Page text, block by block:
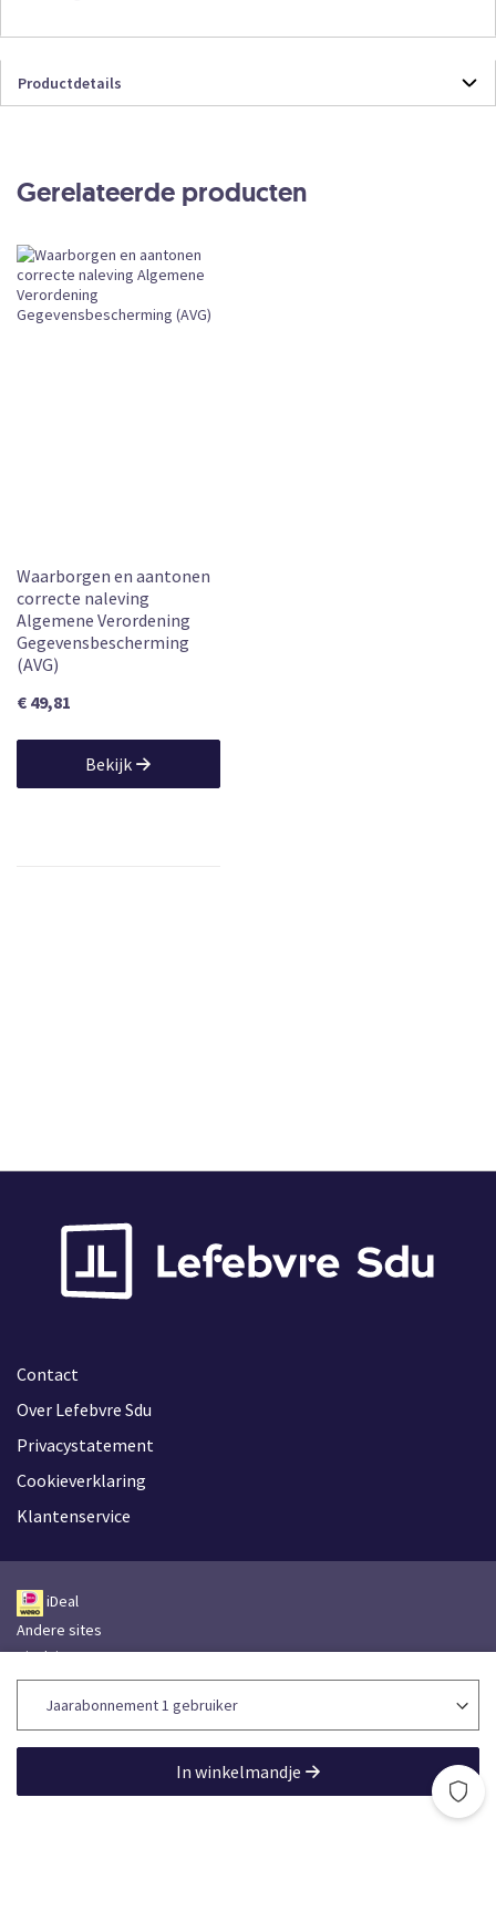
In winkelmandje
Productdetails
Abonnement
Subscription
Leverbaar
Gerelateerde producten
Waarborgen en aantonen
correcte naleving
Algemene Verordening
Gegevensbescherming
(AVG)
€ 49,81
Bekijk
Contact
Over Lefebvre Sdu
Privacystatement
Cookieverklaring
Klantenservice
iDeal
Andere sites
Disclaimer
Leveringsvoorwaarden
Toegankelijkheidsverklaring
Lefebvre Group